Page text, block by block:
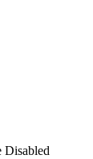
Disabled